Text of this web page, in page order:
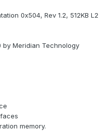
0x504, Rev 1.2, 512KB L2
by Meridian Technology
memory.